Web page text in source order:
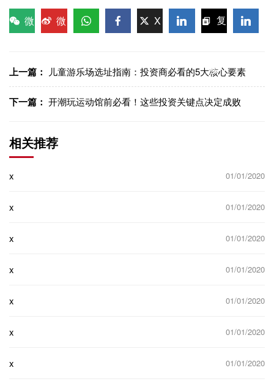
微
微
X
复
接
上一篇： 儿童游乐场选址指南：投资商必看的5大核心要素
下一篇： 开潮玩运动馆前必看！这些投资关键点决定成败
相关推荐
x 01/01/2020
x 01/01/2020
x 01/01/2020
x 01/01/2020
x 01/01/2020
x 01/01/2020
x 01/01/2020